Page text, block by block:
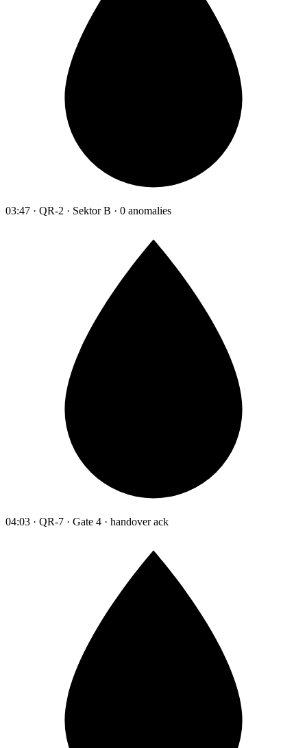
03:47 · QR-2 · Sektor B · 0 anomalies
04:03 · QR-7 · Gate 4 · handover ack